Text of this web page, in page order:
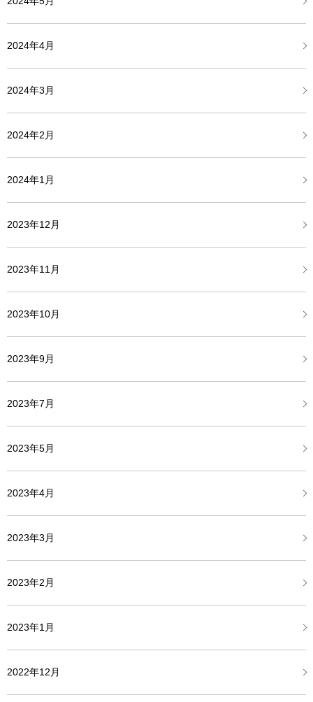
2024年4月
2024年3月
2024年2月
2024年1月
2023年12月
2023年11月
2023年10月
2023年9月
2023年7月
2023年5月
2023年4月
2023年3月
2023年2月
2023年1月
2022年12月